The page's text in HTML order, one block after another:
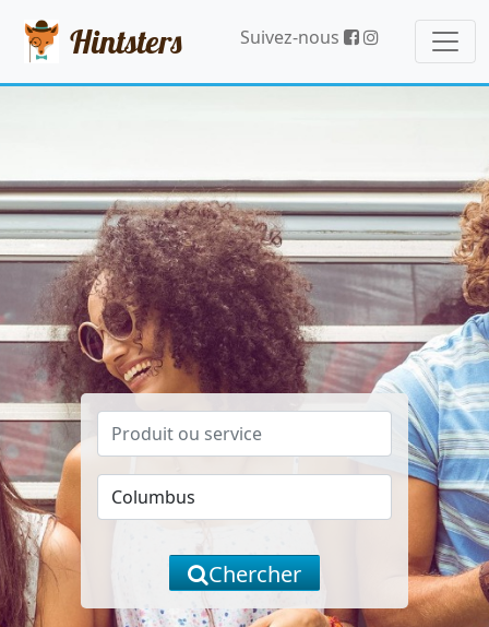
Hintsters Suivez-nous
Chercher